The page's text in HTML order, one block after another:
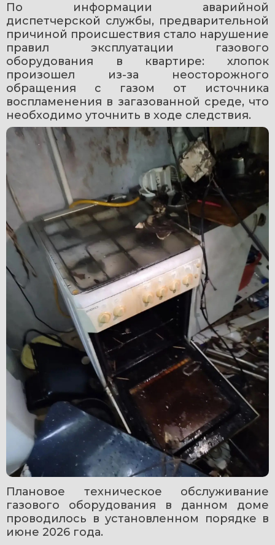
По информации аварийной
диспетчерской службы, предварительной
причиной происшествия стало нарушение
правил эксплуатации газового
оборудования в квартире: хлопок
произошел из-за неосторожного
обращения с газом от источника
воспламенения в загазованной среде, что
необходимо уточнить в ходе следствия.
Плановое техническое обслуживание
газового оборудования в данном доме
проводилось в установленном порядке в
июне 2026 года.